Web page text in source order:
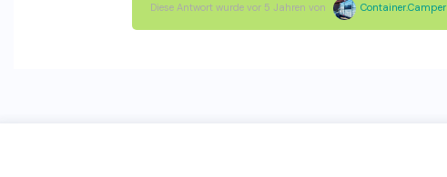
Diese Antwort wurde vor 5 Jahren von Container.Camper